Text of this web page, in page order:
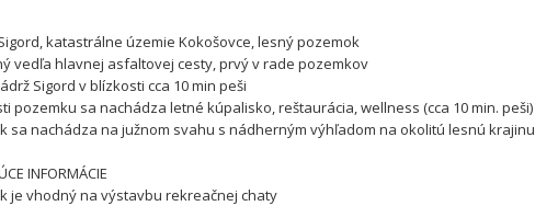
katastrálne územie Kokošovce, lesný pozemok
vedľa hlavnej asfaltovej cesty, prvý v rade pozemkov
Sigord v blízkosti cca 10 min peši
pozemku sa nachádza letné kúpalisko, reštaurácia, wellness (cca 10 min. peši)
sa nachádza na južnom svahu s nádherným výhľadom na okolitú lesnú krajinu
INFORMÁCIE
je vhodný na výstavbu rekreačnej chaty